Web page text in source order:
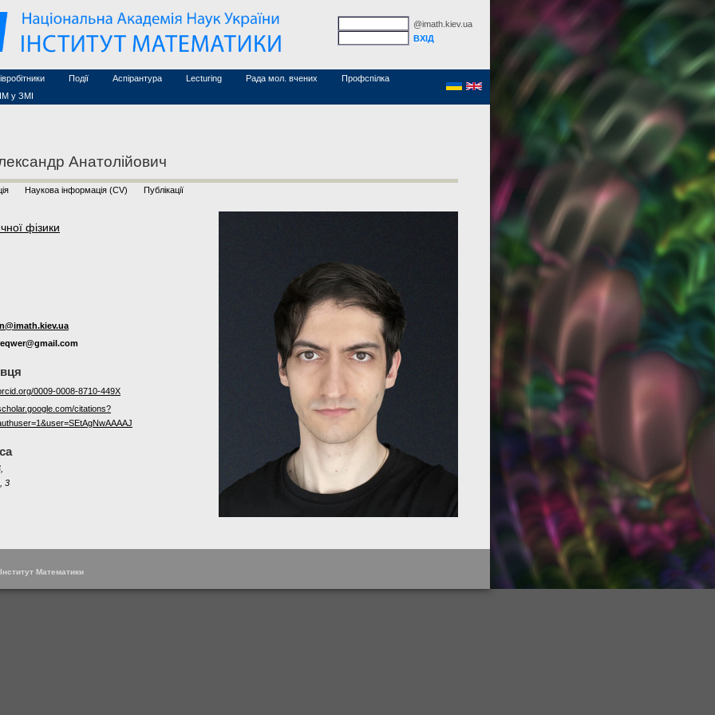
@imath.kiev.ua
дослідники
персонал
Події
Конференції (архів)
Курси з математики
Аспірантура Lecturing Рада мол. вчених
Профспілка
ІМ у ЗМІ
Анатолійович
Наукова інформація (CV) Публікації
фізики
0009-0008-8710-449X
citations?
3
Математики